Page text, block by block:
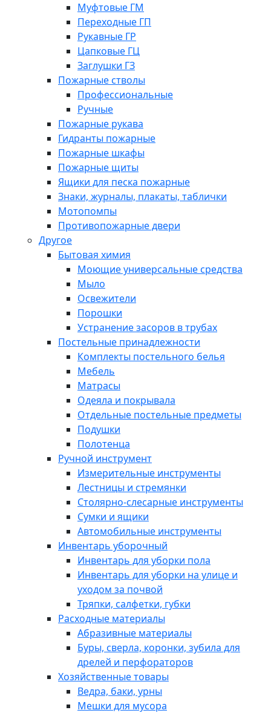
Муфтовые ГМ
Переходные ГП
Рукавные ГР
Цапковые ГЦ
Заглушки ГЗ
Пожарные стволы
Профессиональные
Ручные
Пожарные рукава
Гидранты пожарные
Пожарные шкафы
Пожарные щиты
Ящики для песка пожарные
Знаки, журналы, плакаты, таблички
Мотопомпы
Противопожарные двери
Другое
Бытовая химия
Моющие универсальные средства
Мыло
Освежители
Порошки
Устранение засоров в трубах
Постельные принадлежности
Комплекты постельного белья
Мебель
Матрасы
Одеяла и покрывала
Отдельные постельные предметы
Подушки
Полотенца
Ручной инструмент
Измерительные инструменты
Лестницы и стремянки
Столярно-слесарные инструменты
Сумки и ящики
Автомобильные инструменты
Инвентарь уборочный
Инвентарь для уборки пола
Инвентарь для уборки на улице и
уходом за почвой
Тряпки, салфетки, губки
Расходные материалы
Абразивные материалы
Буры, сверла, коронки, зубила для
дрелей и перфораторов
Хозяйственные товары
Ведра, баки, урны
Мешки для мусора